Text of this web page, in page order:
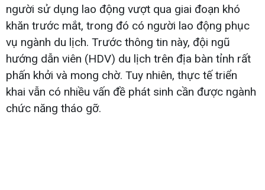
người sử dụng lao động vượt qua giai đoạn khó
khăn trước mắt, trong đó có người lao động phục
vụ ngành du lịch. Trước thông tin này, đội ngũ
hướng dẫn viên (HDV) du lịch trên địa bàn tỉnh rất
phấn khởi và mong chờ. Tuy nhiên, thực tế triển
khai vẫn có nhiều vấn đề phát sinh cần được ngành
chức năng tháo gỡ.